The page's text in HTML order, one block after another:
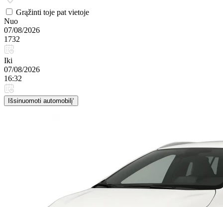
Grąžinti toje pat vietoje
Nuo
07/08/2026
1732
Iki
07/08/2026
16:32
Išsinuomoti automobilį‘